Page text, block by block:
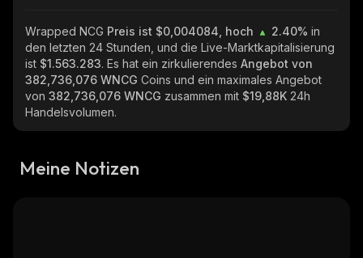
Wrapped NCG Preis ist $0,004084, hoch 2.40% in
den letzten 24 Stunden, und die Live-Marktkapitalisierung
ist $1.563.283. Es hat ein zirkulierendes Angebot von
382,736,076 WNCG Coins und ein maximales Angebot
von 382,736,076 WNCG zusammen mit $19,88K 24h
Handelsvolumen.
Meine Notizen